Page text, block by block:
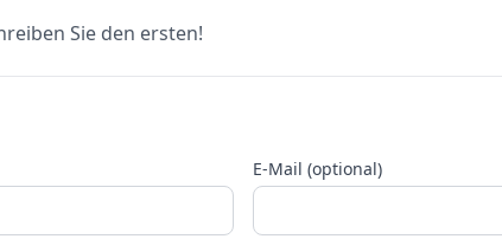
Sie den ersten!
E-Mail (optional)